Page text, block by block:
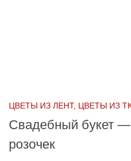
ЦВЕТЫ ИЗ ЛЕНТ, ЦВЕТЫ ИЗ
Свадебный букет
розочек